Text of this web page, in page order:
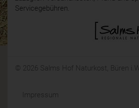
Servicegebühren.
© 2026 Salms Hof Naturkost, Büren
Impressum